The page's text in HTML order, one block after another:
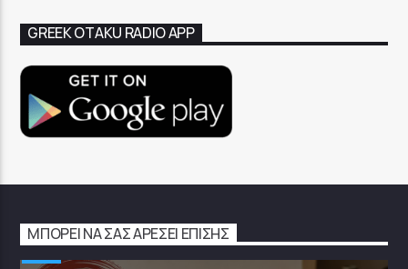
GREEK OTAKU RADIO APP
ΜΠΟΡΕΊ ΝΑ ΣΑΣ ΑΡΈΣΕΙ ΕΠΊΣΗΣ